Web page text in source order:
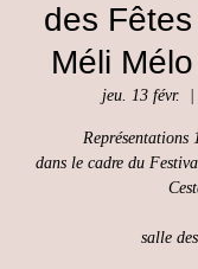
des
Méli
jeu. 13 févr.
Représentations
dans le cadre du
salle